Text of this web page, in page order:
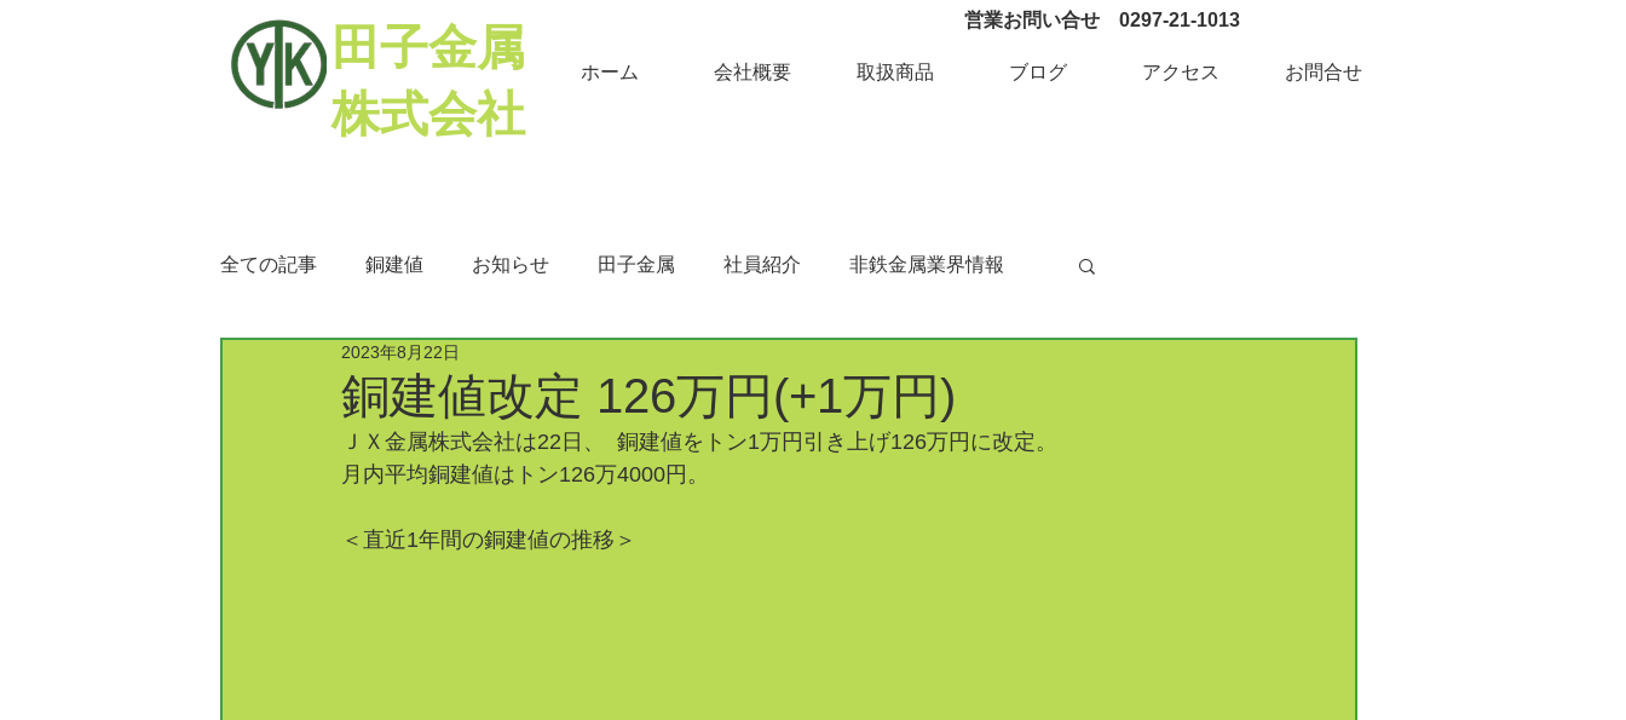
営業お問い合せ 0297-21-1013
田子金属
株式会社
ホーム 会社概要 取扱商品 ブログ アクセス お問合せ
全ての記事 銅建値 お知らせ 田子金属 社員紹介 非鉄金属業界情報
ミックスメタル
銅建値改定 126万円(+1万円)
2023年8月22日
ＪＸ金属株式会社は22日、  銅建値をトン1万円引き上げ126万円に改定。
月内平均銅建値はトン126万4000円。
＜直近1年間の銅建値の推移＞